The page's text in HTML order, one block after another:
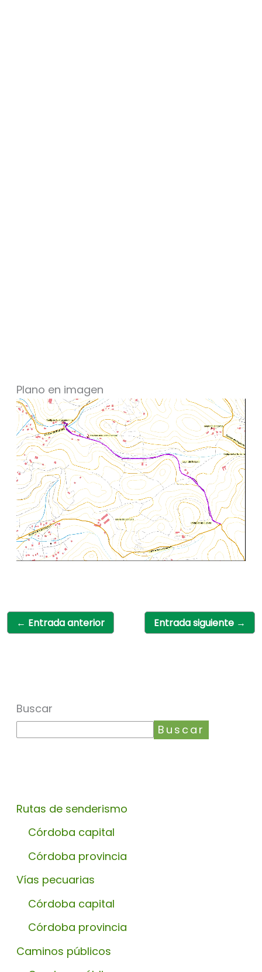
Plano en imagen
← Entrada anterior Entrada siguiente →
Buscar
Buscar
Rutas de senderismo
Córdoba capital
Córdoba provincia
Vías pecuarias
Córdoba capital
Córdoba provincia
Caminos públicos